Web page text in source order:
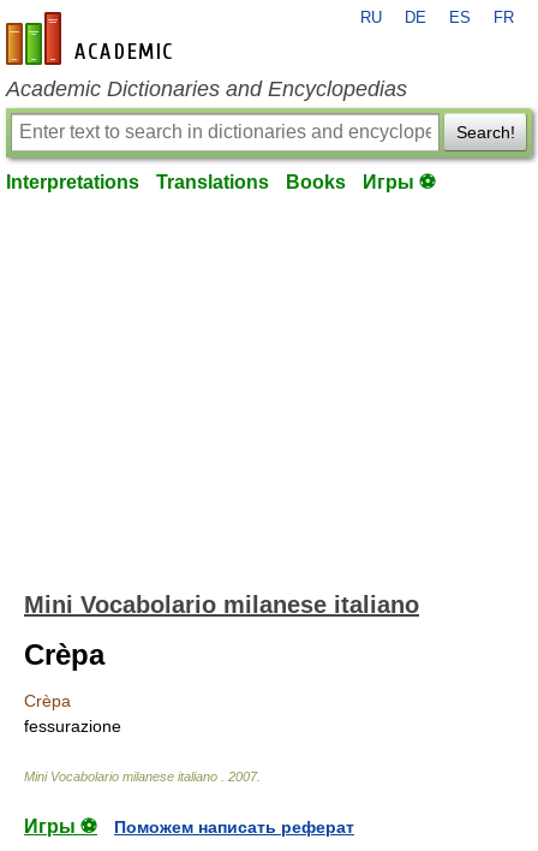
en-academic.com
RU DE ES FR
Academic Dictionaries and Encyclopedias
Search!
Interpretations Translations Books Игры ⚽
Mini Vocabolario milanese italiano
Crèpa
Crèpa
fessurazione
Mini Vocabolario milanese italiano 2007.
Игры ⚽
Поможем написать реферат